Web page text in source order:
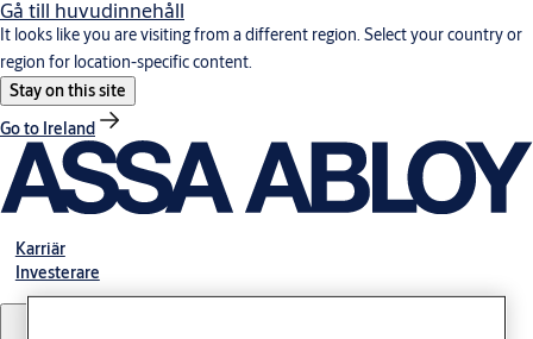
Gå till huvudinnehåll
It looks like you are visiting from a different region. Select your country or
region for location-specific content.
Stay on this site
Go to Ireland
Karriär
Investerare